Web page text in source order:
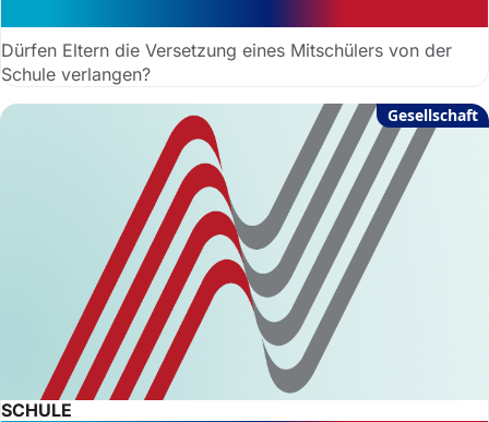
Dürfen Eltern die Versetzung eines Mitschülers von der
Schule verlangen?
Gesellschaft
SCHULE